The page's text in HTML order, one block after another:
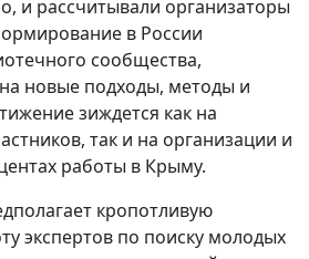
и рассчитывали организаторы
в России
сообщества,
новые подходы, методы и
зиждется как на
так и на организации и
работы в Крыму.
кропотливую
экспертов по поиску молодых